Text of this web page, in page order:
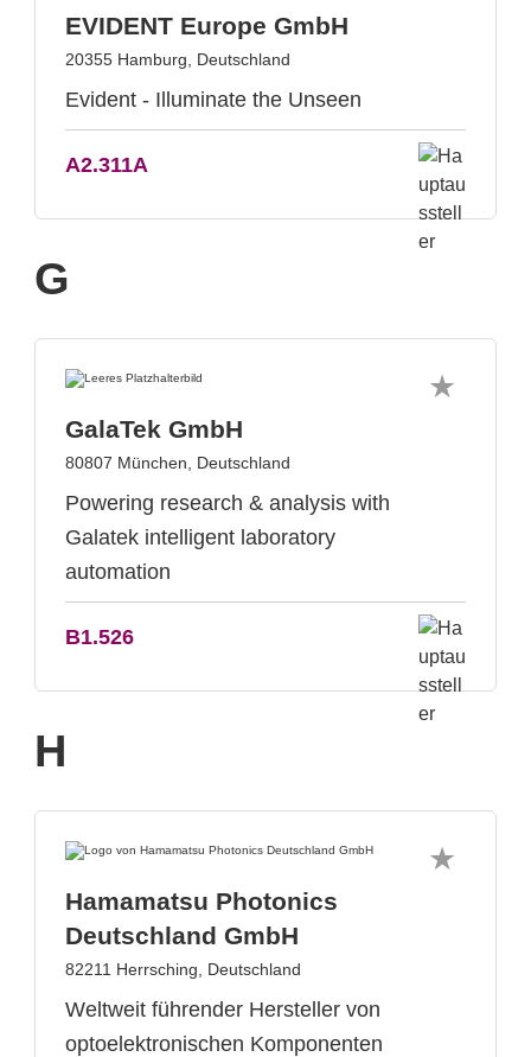
EVIDENT Europe GmbH
20355 Hamburg, Deutschland
Evident - Illuminate the Unseen
A2.311A
G
GalaTek GmbH
80807 München, Deutschland
Powering research & analysis with
Galatek intelligent laboratory
automation
B1.526
H
Hamamatsu Photonics
Deutschland GmbH
82211 Herrsching, Deutschland
Weltweit führender Hersteller von
optoelektronischen Komponenten